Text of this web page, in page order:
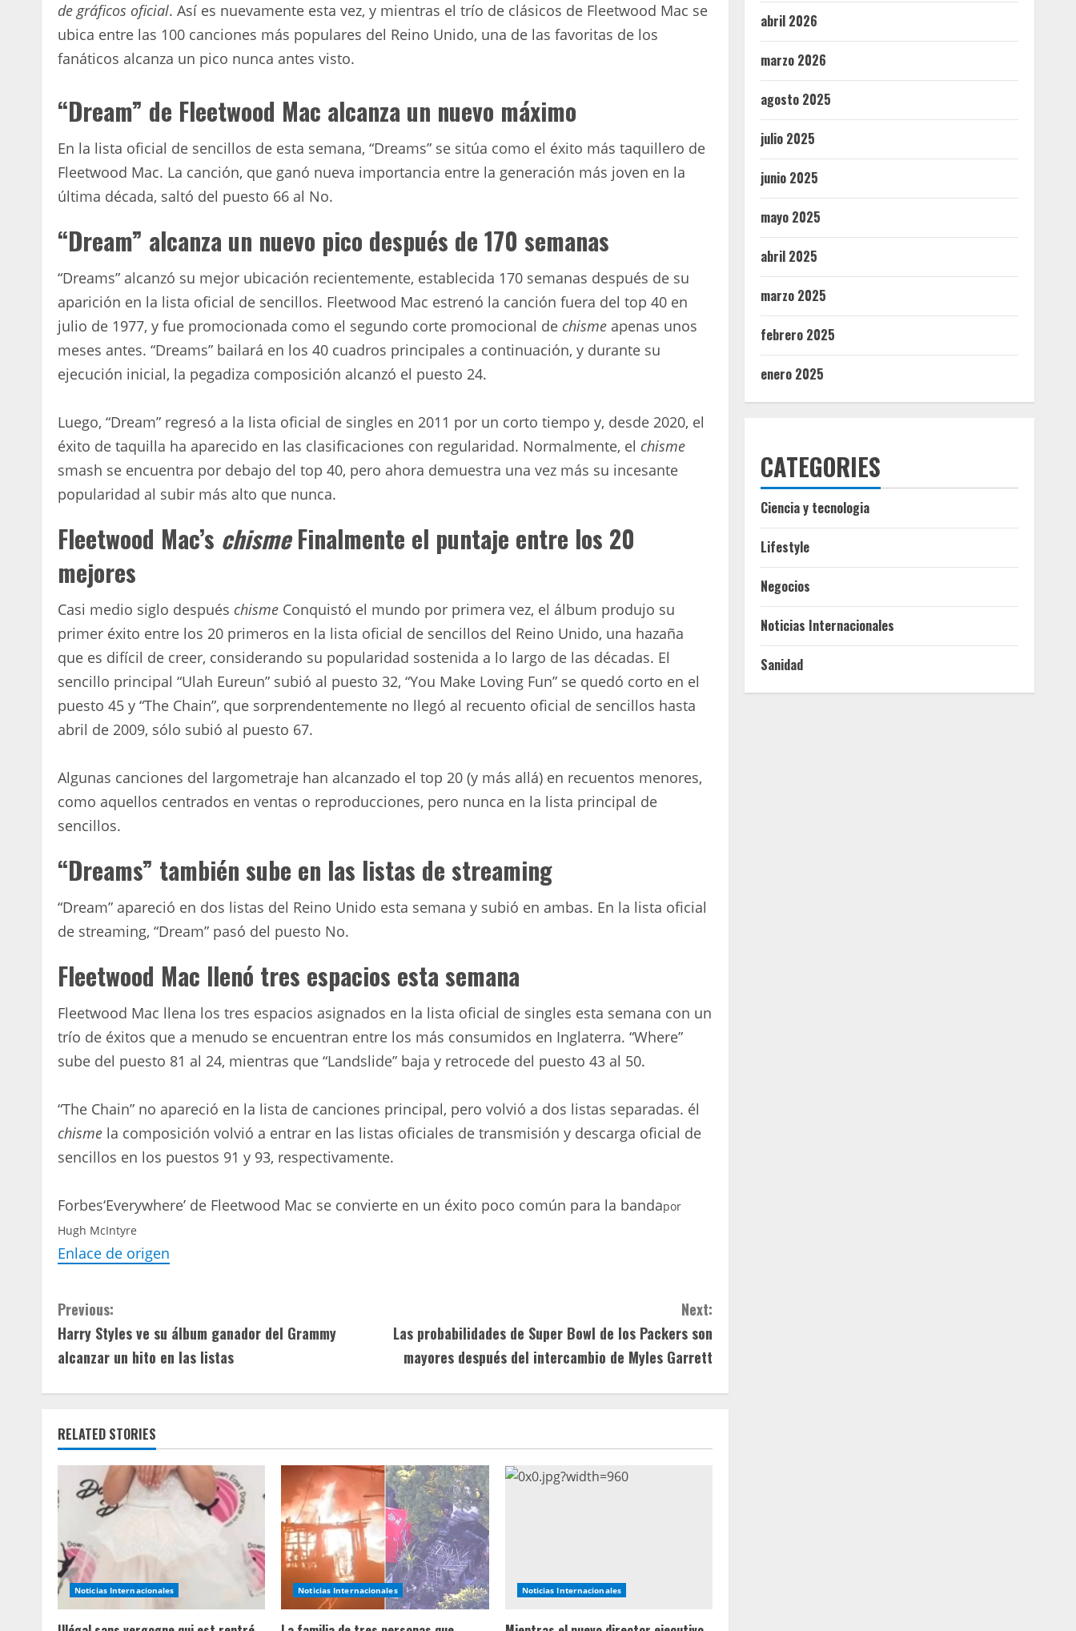
de gráficos oficial. Así es nuevamente esta vez, y mientras el trío de clásicos de Fleetwood Mac se
ubica entre las 100 canciones más populares del Reino Unido, una de las favoritas de los
fanáticos alcanza un pico nunca antes visto.
“Dream” de Fleetwood Mac alcanza un nuevo máximo
En la lista oficial de sencillos de esta semana, “Dreams” se sitúa como el éxito más taquillero de
Fleetwood Mac. La canción, que ganó nueva importancia entre la generación más joven en la
última década, saltó del puesto 66 al No.
“Dream” alcanza un nuevo pico después de 170 semanas
“Dreams” alcanzó su mejor ubicación recientemente, establecida 170 semanas después de su
aparición en la lista oficial de sencillos. Fleetwood Mac estrenó la canción fuera del top 40 en
julio de 1977, y fue promocionada como el segundo corte promocional de chisme apenas unos
meses antes. “Dreams” bailará en los 40 cuadros principales a continuación, y durante su
ejecución inicial, la pegadiza composición alcanzó el puesto 24.
Luego, “Dream” regresó a la lista oficial de singles en 2011 por un corto tiempo y, desde 2020, el
éxito de taquilla ha aparecido en las clasificaciones con regularidad. Normalmente, el chisme
smash se encuentra por debajo del top 40, pero ahora demuestra una vez más su incesante
popularidad al subir más alto que nunca.
Fleetwood Mac’s chismeFinalmente el puntaje entre los 20
mejores
Casi medio siglo después chisme Conquistó el mundo por primera vez, el álbum produjo su
primer éxito entre los 20 primeros en la lista oficial de sencillos del Reino Unido, una hazaña
que es difícil de creer, considerando su popularidad sostenida a lo largo de las décadas. El
sencillo principal “Ulah Eureun” subió al puesto 32, “You Make Loving Fun” se quedó corto en el
puesto 45 y “The Chain”, que sorprendentemente no llegó al recuento oficial de sencillos hasta
abril de 2009, sólo subió al puesto 67.
Algunas canciones del largometraje han alcanzado el top 20 (y más allá) en recuentos menores,
como aquellos centrados en ventas o reproducciones, pero nunca en la lista principal de
sencillos.
“Dreams” también sube en las listas de streaming
“Dream” apareció en dos listas del Reino Unido esta semana y subió en ambas. En la lista oficial
de streaming, “Dream” pasó del puesto No.
Fleetwood Mac llenó tres espacios esta semana
Fleetwood Mac llena los tres espacios asignados en la lista oficial de singles esta semana con un
trío de éxitos que a menudo se encuentran entre los más consumidos en Inglaterra. “Where”
sube del puesto 81 al 24, mientras que “Landslide” baja y retrocede del puesto 43 al 50.
“The Chain” no apareció en la lista de canciones principal, pero volvió a dos listas separadas. él
chisme la composición volvió a entrar en las listas oficiales de transmisión y descarga oficial de
sencillos en los puestos 91 y 93, respectivamente.
Forbes‘Everywhere’ de Fleetwood Mac se convierte en un éxito poco común para la bandapor
Hugh McIntyre
Enlace de origen
C
o
i
n
u
e
R
e
Previous:
Harry Styles ve su álbum ganador del Grammy
alcanzar un hito en las listas
Next:
Las probabilidades de Super Bowl de los Packers son
mayores después del intercambio de Myles Garrett
RELATED STORIES
Noticias Internacionales Noticias Internacionales Noticias Internacionales
abril 2026
marzo 2026
agosto 2025
julio 2025
junio 2025
mayo 2025
abril 2025
marzo 2025
febrero 2025
enero 2025
CATEGORIES
Ciencia y tecnologia
Lifestyle
Negocios
Noticias Internacionales
Sanidad